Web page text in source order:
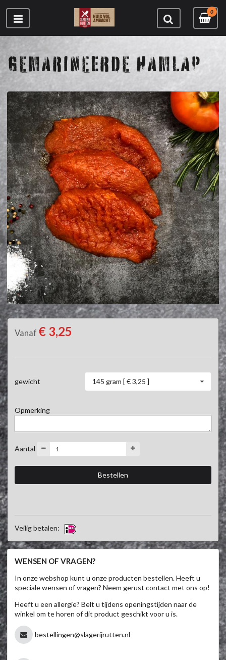
0
GEMARINEERDE HAMLAP
Vanaf € 3,25
gewicht 145 gram [ € 3,25 ]
Opmerking
Aantal
Veilig betalen:
WENSEN OF VRAGEN?
In onze webshop kunt u onze producten bestellen. Heeft u
speciale wensen of vragen? Neem gerust contact met ons op!
Heeft u een allergie? Belt u tijdens openingstijden naar de
winkel om te horen of dit product geschikt voor u is.
bestellingen@slagerijrutten.nl